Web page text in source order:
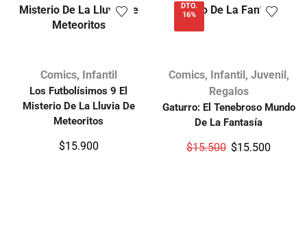
Comics, Infantil
Los Futbolísimos 9 El
Misterio De La Lluvia De
Meteoritos
$15.900
DTO.
16%
Comics, Infantil, Juvenil,
Regalos
Gaturro: El Tenebroso Mundo
De La Fantasía
$15.500 $15.500